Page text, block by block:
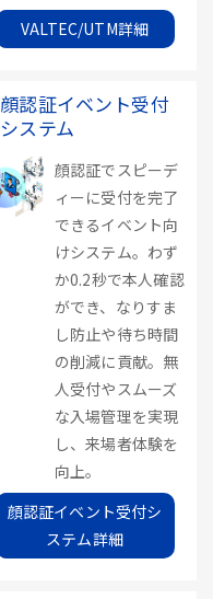
VALTEC/UTM詳細
顔認証イベント受付
システム
顔認証でスピーデ
ィーに受付を完了
できるイベント向
けシステム。わず
か0.2秒で本人確認
ができ、なりすま
し防止や待ち時間
の削減に貢献。無
人受付やスムーズ
な入場管理を実現
し、来場者体験を
向上。
顔認証イベント受付シ
ステム詳細